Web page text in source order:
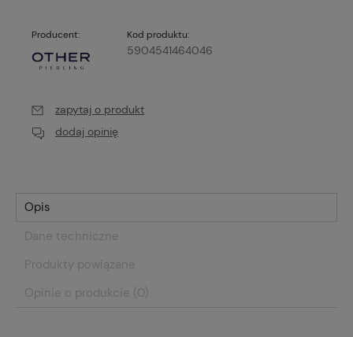
Producent: Kod produktu:
5904541464046
zapytaj o produkt
dodaj opinię
Opis
Dane techniczne
Produkty powiązane
Opinie o produkcie (0)